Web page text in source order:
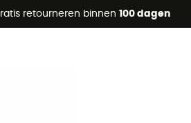
retourneren binnen 100 dagen
-5% EXTRA vanaf 2 producten* met